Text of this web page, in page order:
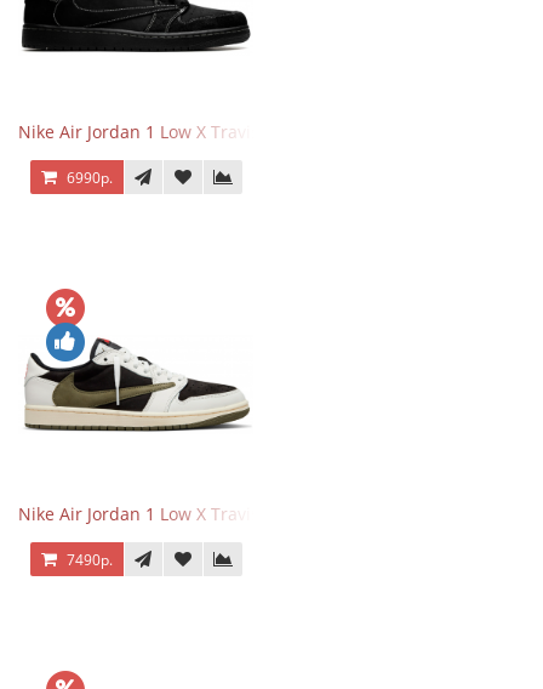
Nike Air Jordan 1 Low X Travis Scott Black Phantom
6990р.
Nike Air Jordan 1 Low X Travis Scott Olive
7490р.